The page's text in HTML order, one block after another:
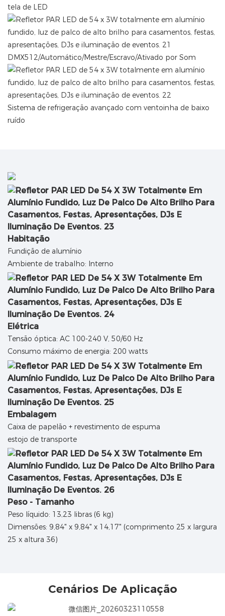
tela de LED
DMX512/Automático/Mestre/Escravo/Ativado por Som
Sistema de refrigeração avançado com ventoinha de baixo
ruído
Habitação
Fundição de alumínio
Ambiente de trabalho: Interno
Elétrica
Tensão óptica: AC 100-240 V, 50/60 Hz
Consumo máximo de energia: 200 watts
Embalagem
Caixa de papelão + revestimento de espuma
estojo de transporte
Peso - Tamanho
Peso líquido: 13,23 libras (6 kg)
Dimensões: 9,84" x 9,84" x 14,17" (comprimento 25 x largura
25 x altura 36)
Cenários De Aplicação